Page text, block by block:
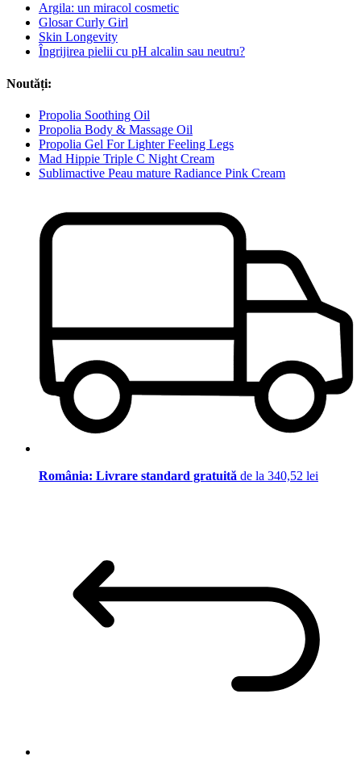
Argila: un miracol cosmetic
Glosar Curly Girl
Skin Longevity
Îngrijirea pielii cu pH alcalin sau neutru?
Noutăți:
Propolia Soothing Oil
Propolia Body & Massage Oil
Propolia Gel For Lighter Feeling Legs
Mad Hippie Triple C Night Cream
Sublimactive Peau mature Radiance Pink Cream
România: Livrare standard gratuită de la 340,52 lei